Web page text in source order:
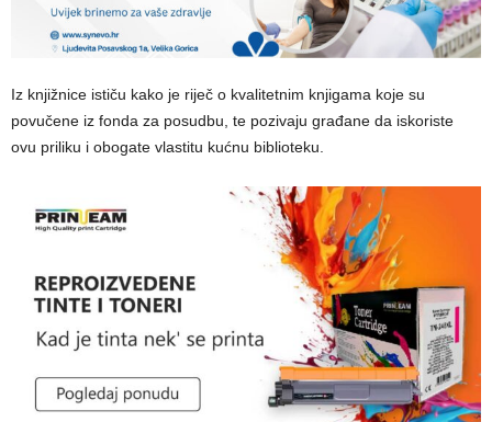
Iz knjižnice ističu kako je riječ o kvalitetnim knjigama koje su
povučene iz fonda za posudbu, te pozivaju građane da iskoriste
ovu priliku i obogate vlastitu kućnu biblioteku.